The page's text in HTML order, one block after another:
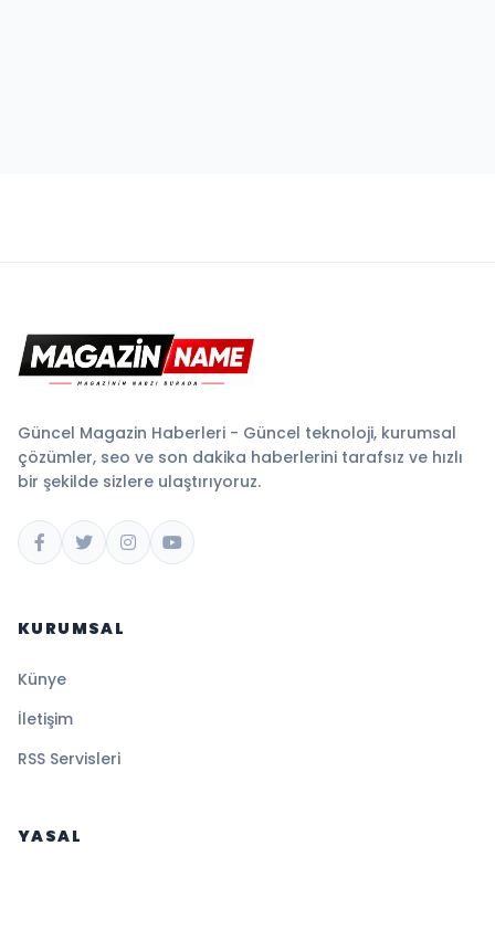
Güncel Magazin Haberleri - Güncel teknoloji, kurumsal
çözümler, seo ve son dakika haberlerini tarafsız ve hızlı
bir şekilde sizlere ulaştırıyoruz.
KURUMSAL
Künye
İletişim
RSS Servisleri
YASAL